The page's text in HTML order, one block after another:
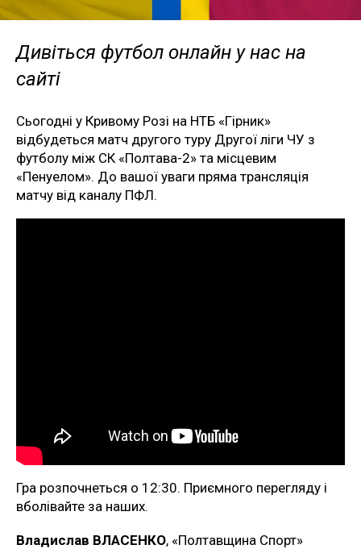
Дивіться футбол онлайн у нас на
сайті
Сьогодні у Кривому Розі на НТБ «Гірник»
відбудеться матч другого туру Другої ліги ЧУ з
футболу між СК «Полтава-2» та місцевим
«Пенуелом». До вашої уваги пряма трансляція
матчу від каналу ПФЛ.
Гра розпочнеться о 12:30. Приємного перегляду і
вболівайте за наших.
Владислав ВЛАСЕНКО, «Полтавщина Спорт»